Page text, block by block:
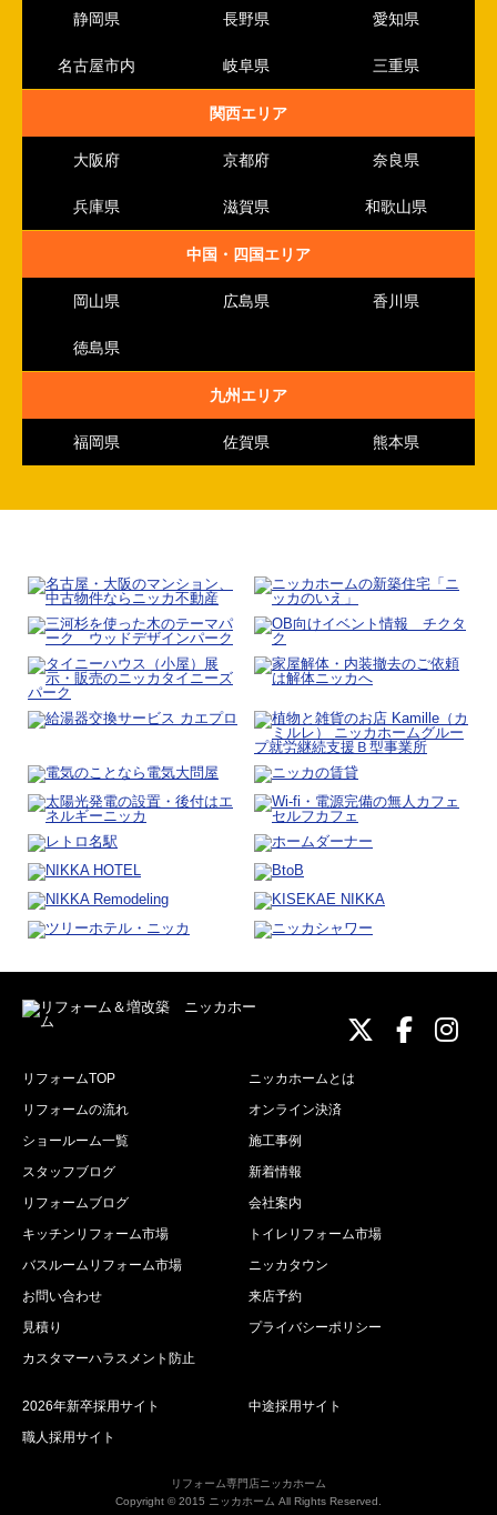
静岡県 長野県 愛知県
名古屋市内 岐阜県 三重県
関西エリア
大阪府 京都府 奈良県
兵庫県 滋賀県 和歌山県
中国・四国エリア
岡山県 広島県 香川県
徳島県
九州エリア
福岡県 佐賀県 熊本県
ニッカ
ニッニ
リフォームTOP
ニッカホームとは
リフォームの流れ
オンライン決済
ショールーム一覧
施工事例
スタッフブログ
新着情報
リフォームブログ
会社案内
キッチンリフォーム市場
トイレリフォーム市場
バスルームリフォーム市場
ニッカタウン
お問い合わせ
来店予約
見積り
プライバシーポリシー
カスタマーハラスメント防止
2026年新卒採用サイト
中途採用サイト
職人採用サイト
リフォーム専門店ニッカホーム
Copyright © 2015 ニッカホーム All Rights Reserved.